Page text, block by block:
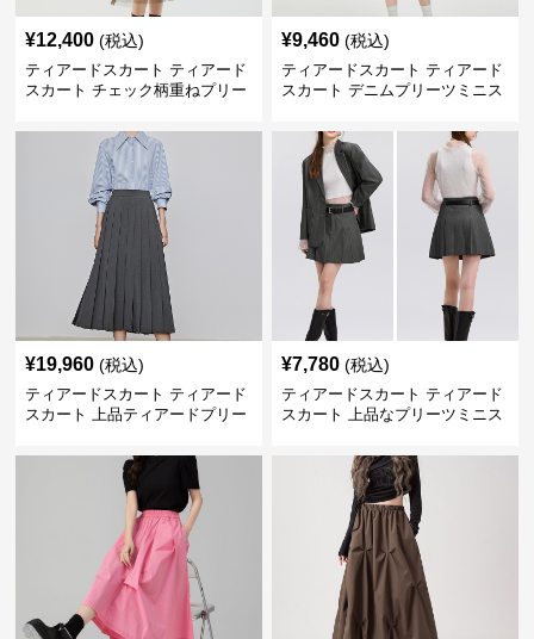
¥12,400 (税込)
ティアードスカート ティアード
スカート チェック柄重ねプリー
¥9,460 (税込)
ティアードスカート ティアード
スカート デニムプリーツミニス
¥19,960 (税込)
ティアードスカート ティアード
スカート 上品ティアードプリー
¥7,780 (税込)
ティアードスカート ティアード
スカート 上品なプリーツミニス